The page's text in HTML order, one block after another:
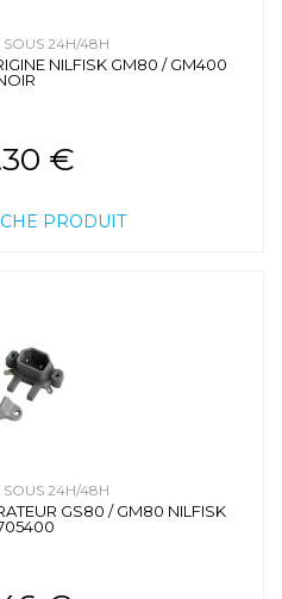
SOUS 24H/48H
NILFISK GM80 / GM400
€
PRODUIT
SOUS 24H/48H
GS80 / GM80 NILFISK